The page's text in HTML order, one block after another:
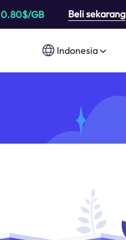
0.80$/GB Beli sekarang
Indonesia